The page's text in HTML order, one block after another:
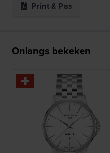
Print & Pas
Onlangs bekeken